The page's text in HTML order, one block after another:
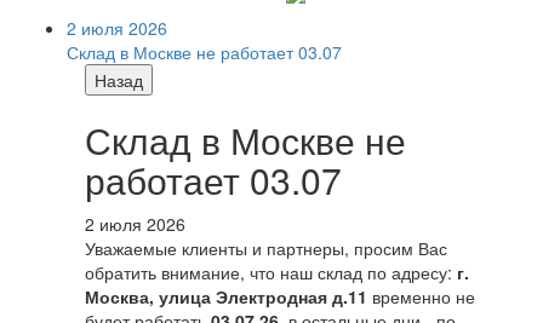
2 июля 2026
Склад в Москве не работает 03.07
Назад
Склад в Москве не
работает 03.07
2 июля 2026
Уважаемые клиенты и партнеры, просим Вас
обратить внимание, что наш склад по адресу: г.
Москва, улица Электродная д.11 временно не